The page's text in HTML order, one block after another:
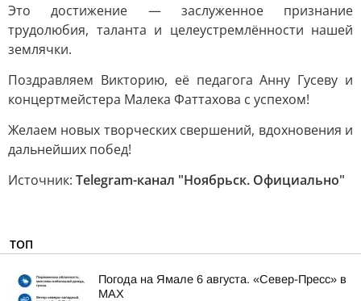
Это достижение — заслуженное признание
трудолюбия, таланта и целеустремлённости нашей
землячки.
Поздравляем Викторию, её педагога Анну Гусеву и
концертмейстера Малека Фаттахова с успехом!
Желаем новых творческих свершений, вдохновения и
дальнейших побед!
Источник: Telegram-канал "Ноябрьск. Официально"
ТОП
Погода на Ямале 6 августа. «Север-Пресс» в
MAX